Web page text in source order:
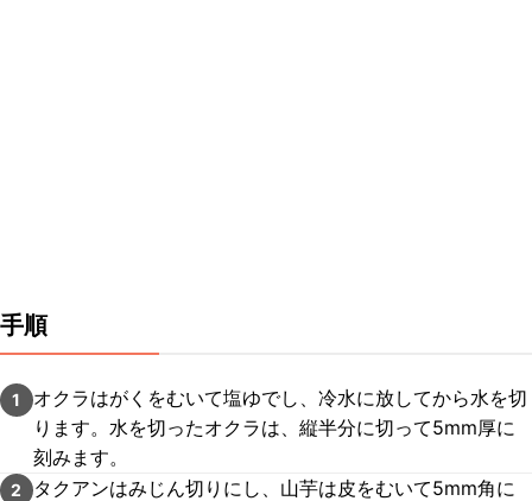
手順
1
オクラはがくをむいて塩ゆでし、冷水に放してから水を切
ります。水を切ったオクラは、縦半分に切って5mm厚に
刻みます。
2
タクアンはみじん切りにし、山芋は皮をむいて5mm角に